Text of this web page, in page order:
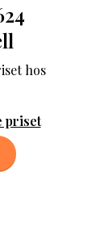
hos
priset